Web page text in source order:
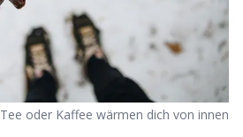
Tee oder Kaffee wärmen dich von innen